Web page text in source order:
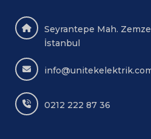
Seyrantepe Mah.
İstanbul
0212 222 87 36